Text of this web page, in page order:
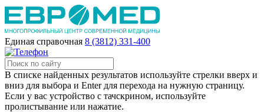
Единая справочная 8 (3812) 331-400
В списке найденных результатов используйте стрелки вверх и
вниз для выбора и Enter для перехода на нужную страницу.
Если у вас устройство с тачскрином, используйте
пролистывание или нажатие.